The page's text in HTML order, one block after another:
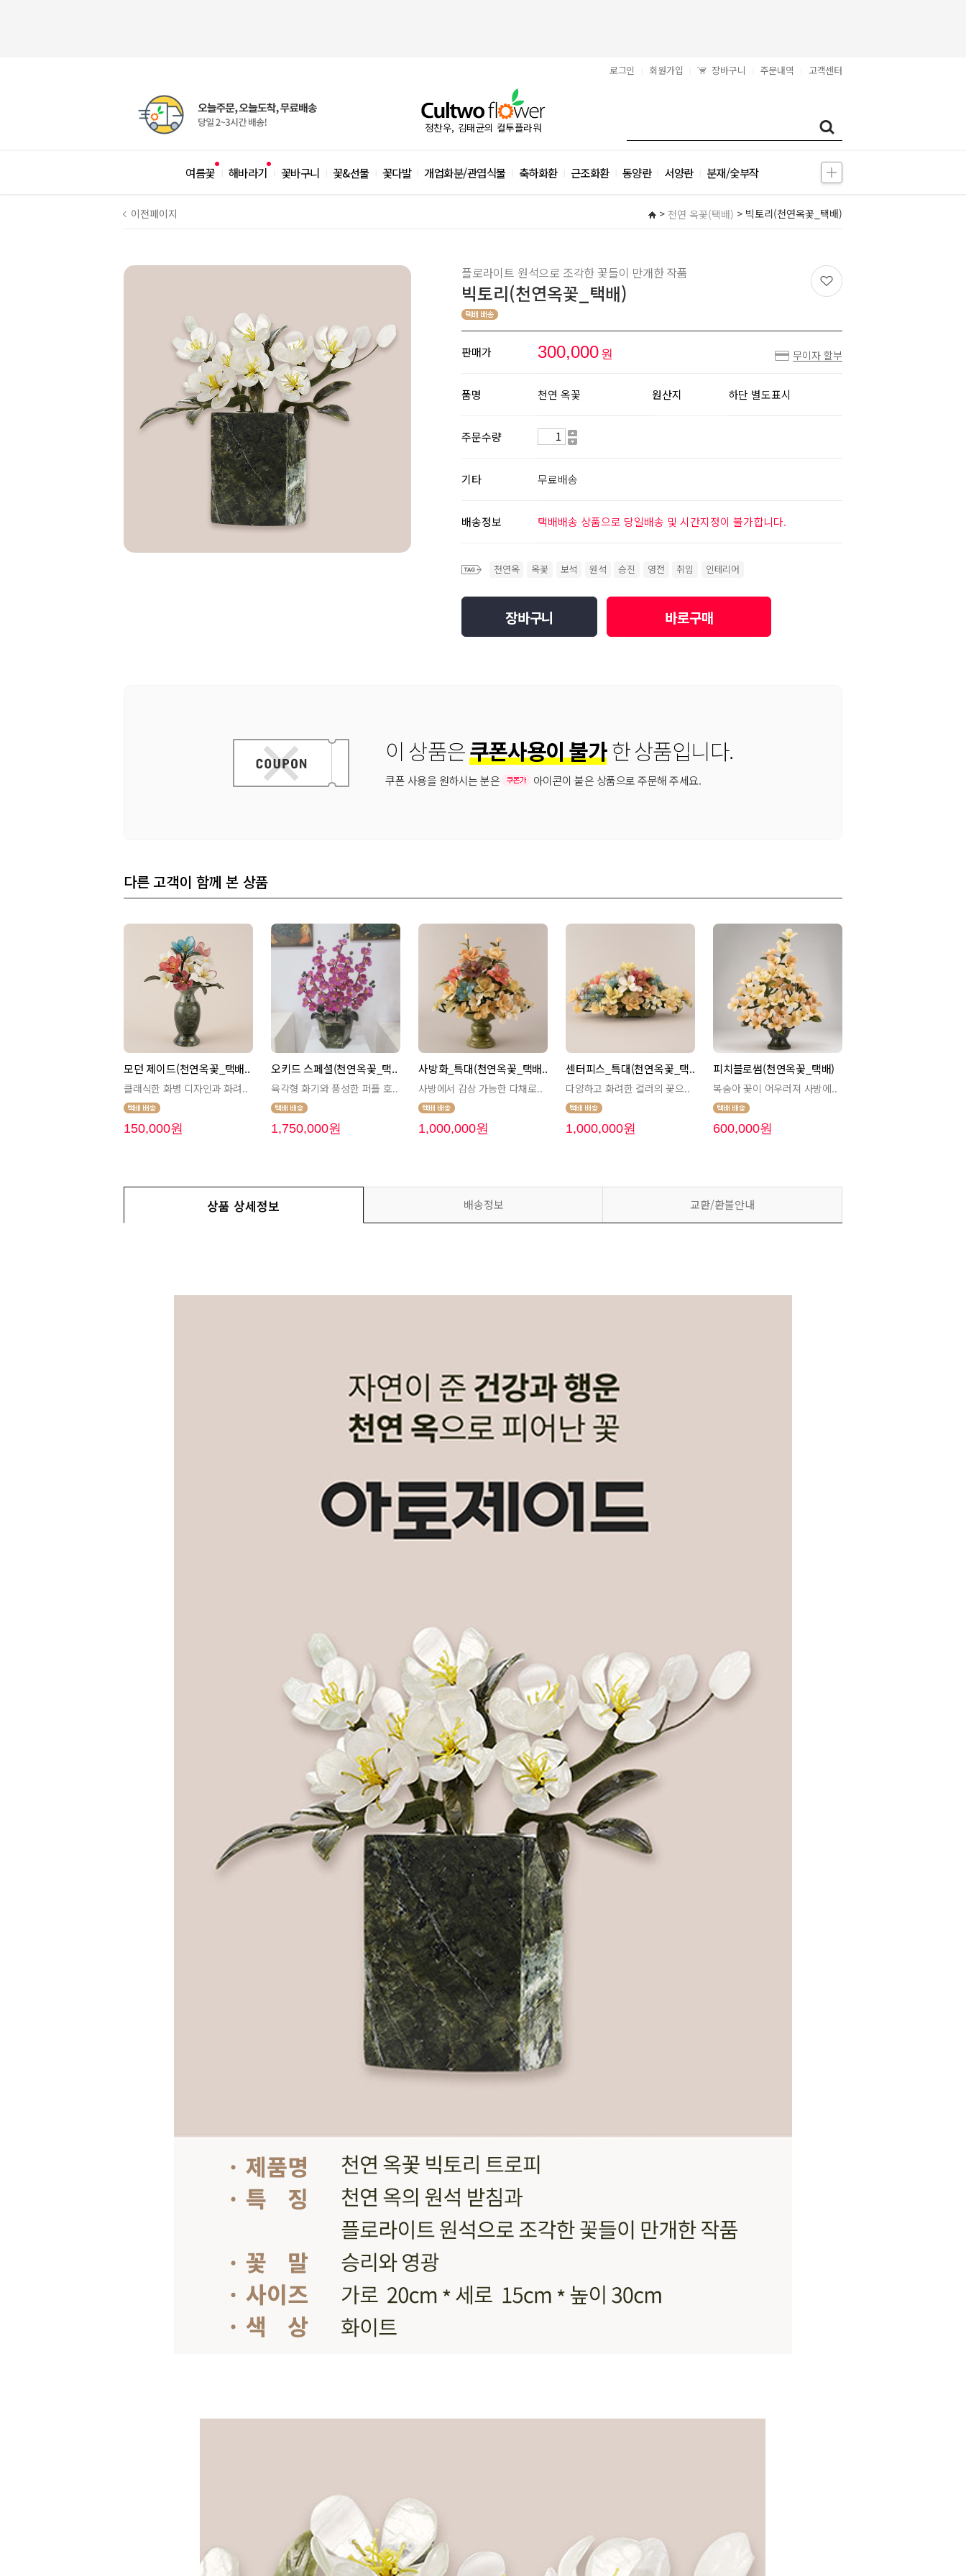
로그인 회원가입 장바구니 주문내역 고객센터
정찬우, 김태균의 컬투플라워
여름꽃 해바라기 꽃바구니 꽃&선물 꽃다발 개업화분/관엽식물 축하화환 근조화환 동양란 서양란 분재/숯부작
이전페이지 > 천연 옥꽃(택배) > 빅토리(천연옥꽃_택배)
플로라이트 원석으로 조각한 꽃들이 만개한 작품
빅토리(천연옥꽃_택배)
판매가 300,000 원 무이자 할부
품명 천연 옥꽃 원산지 하단 별도표시
주문수량
기타 무료배송
배송정보 택배배송 상품으로 당일배송 및 시간지정이 불가합니다.
천연옥 옥꽃 보석 원석 승진 영전 취임 인테리어
장바구니 바로구매
이 상품은쿠폰사용이 불가한 상품입니다.
쿠폰 사용을 원하시는 분은 아이콘이 붙은 상품으로 주문해 주세요.
다른 고객이 함께 본 상품
모던 제이드(천연옥꽃_택배..
클래식한 화병 디자인과 화려..
150,000원
오키드 스페셜(천연옥꽃_택..
육각형 화기와 풍성한 퍼플 호..
1,750,000원
사방화_특대(천연옥꽃_택배..
사방에서 감상 가능한 다채로..
1,000,000원
센터피스_특대(천연옥꽃_택..
다양하고 화려한 컬러의 꽃으..
1,000,000원
피치블로썸(천연옥꽃_택배)
복숭아 꽃이 어우러져 사방에..
600,000원
상품 상세정보 배송정보 교환/환불안내